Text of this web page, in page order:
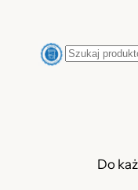
Szukaj
Do